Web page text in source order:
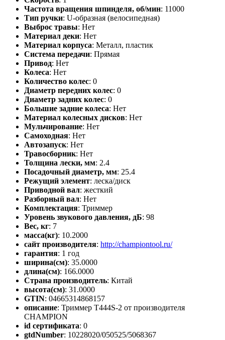
Частота вращения шпинделя, об/мин: 11000
Тип ручки: U-образная (велосипедная)
Выброс травы: Нет
Материал деки: Нет
Материал корпуса: Металл, пластик
Система передачи: Прямая
Привод: Нет
Колеса: Нет
Количество колес: 0
Диаметр передних колес: 0
Диаметр задних колес: 0
Большие задние колеса: Нет
Материал колесных дисков: Нет
Мульчирование: Нет
Самоходная: Нет
Автозапуск: Нет
Травосборник: Нет
Толщина лески, мм: 2.4
Посадочный диаметр, мм: 25.4
Режущий элемент: леска/диск
Приводной вал: жесткий
Разборный вал: Нет
Комплектация: Триммер
Уровень звукового давления, дБ: 98
Вес, кг: 7
масса(кг): 10.2000
сайт производителя: http://championtool.ru/
гарантия: 1 год
ширина(см): 35.0000
длина(см): 166.0000
Страна производитель: Китай
высота(см): 31.0000
GTIN: 04665314868157
описание: Триммер T444S-2 от производителя
CHAMPION
id сертификата: 0
gtdNumber: 10228020/050525/5068367